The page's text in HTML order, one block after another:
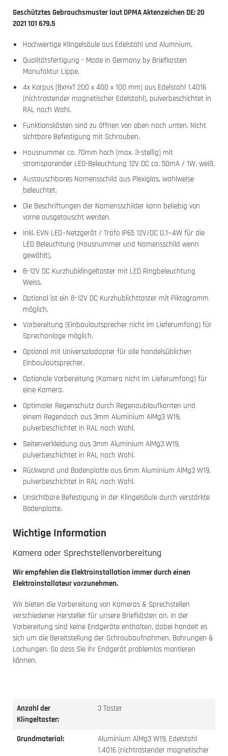
Geschütztes Gebrauchsmuster laut DPMA Aktenzeichen DE: 20
2021 101 679.5
Hochwertige Klingelsäule aus Edelstahl und Alumnium.
Qualitätsfertigung - Made in Germany by Briefkasten
Manufaktur Lippe.
4x Korpus (BxHxT 200 x 400 x 100 mm) aus Edelstahl 1.4016
(nichtrostender magnetischer Edelstahl), pulverbeschichtet in
RAL nach Wahl.
Funktionskästen sind zu öffnen von oben nach unten. Nicht
sichtbare Befestigung mit Schrauben.
Hausnummer ca. 70mm hoch (max. 3-stellig) mit
stromsparender LED-Beleuchtung 12V DC ca. 50mA / 1W, weiß.
Austauschbares Namensschild aus Plexiglas, wahlweise
beleuchtet.
Die Beschriftungen der Namensschilder kann beliebig von
vorne ausgetauscht werden.
Inkl. EVN LED−Netzgerät / Trafo IP65 12V/DC 0,1−4W für die
LED Beleuchtung (Hausnummer und Namensschild wenn
gewählt).
8-12V DC Kurzhubklingeltaster mit LED Ringbeleuchtung
Weiss.
Optional ist ein 8-12V DC Kurzhublichttaster mit Piktogramm
möglich.
Vorbereitung (Einbaulautsprecher nicht im Lieferumfang) für
Sprechanlage möglich.
Optional mit Universaladapter für alle handelsüblichen
Einbaulautsprecher.
Optionale Vorbereitung (Kamera nicht im Lieferumfang) für
eine Kamera.
Optimaler Regenschutz durch Regenaublaufkanten und
einem Regendach aus 3mm Aluminium AlMg3 W19,
pulverbeschichtet in RAL nach Wahl.
Seitenverkleidung aus 3mm Aluminium AlMg3 W19,
pulverbeschichtet in RAL nach Wahl.
Rückwand und Bodenplatte aus 6mm Aluminium AlMg3 W19,
pulverbeschichtet in RAL nach Wahl.
Unsichtbare Befestigung in der Klingelsäule durch verstärkte
Bodenplatte.
Wichtige Information
Kamera oder Sprechstellenvorbereitung
Wir empfehlen die Elektroinstallation immer durch einen
Elektroinstallateur vorzunehmen.
Wir bieten die Vorbereitung von Kameras & Sprechstellen
verschiedener Hersteller für unsere Briefkästen an. In der
Vorbereitung sind keine Endgeräte enthalten, dabei handelt es
sich um die Bereitstellung der Schraubaufnahmen, Bohrungen &
Lochungen. So dass Sie ihr Endgerät problemlos montieren
können.
Anzahl der
Klingeltaster:
3 Taster
Grundmaterial:
Aluminium AlMg3 W19, Edelstahl
1.4016 (nichtrostender magnetischer